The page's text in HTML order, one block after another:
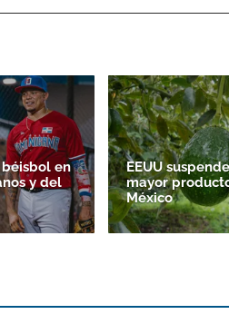
en
y del
EEUU
mayor
México